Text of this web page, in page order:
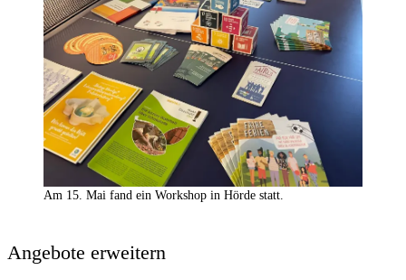
Am 15. Mai fand ein Workshop in Hörde statt.
Angebote erweitern